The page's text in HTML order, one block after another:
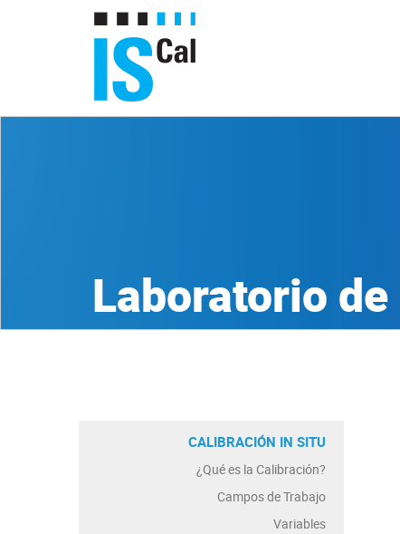
Laboratorio
CALIBRACIÓN IN SITU
¿Qué es la Calibración?
Campos de Trabajo
Variables